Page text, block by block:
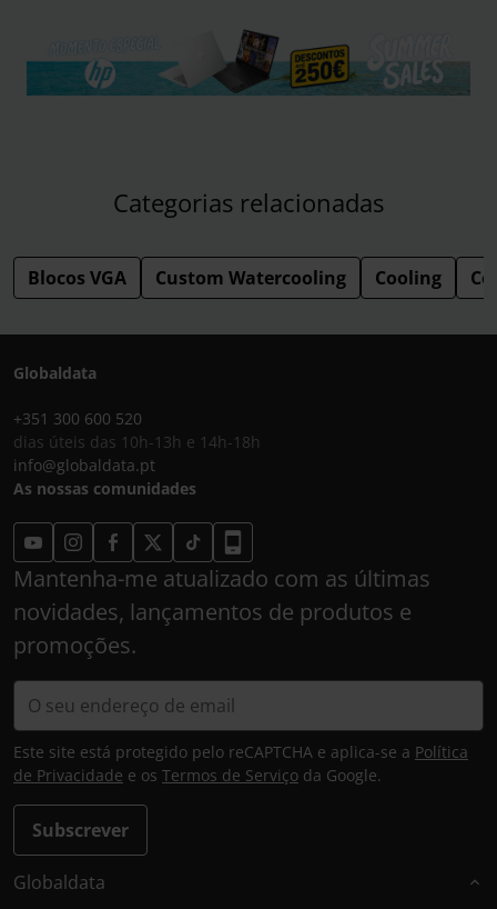
Categorias relacionadas
Blocos VGA Custom Watercooling Cooling
Globaldata
+351 300 600 520
dias úteis das 10h-13h e 14h-18h
info@globaldata.pt
As nossas comunidades
Mantenha-me atualizado com as últimas
novidades, lançamentos de produtos e
promoções.
Subscrever
Este site está protegido pelo reCAPTCHA e aplica-se a Política
de Privacidade e os Termos de Serviço da Google.
Globaldata